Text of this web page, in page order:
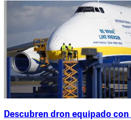
Descubren dron equipado